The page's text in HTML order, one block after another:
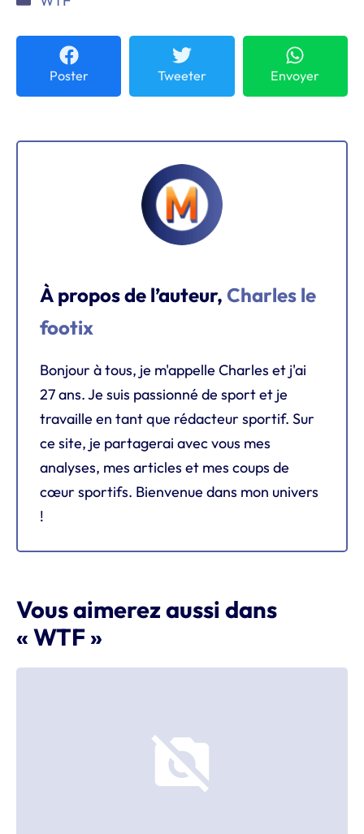
Poster Tweeter Envoyer
À propos de l’auteur, Charles le
footix
Bonjour à tous, je m'appelle Charles et j'ai
27 ans. Je suis passionné de sport et je
travaille en tant que rédacteur sportif. Sur
ce site, je partagerai avec vous mes
analyses, mes articles et mes coups de
cœur sportifs. Bienvenue dans mon univers
!
Vous aimerez aussi dans
« WTF »